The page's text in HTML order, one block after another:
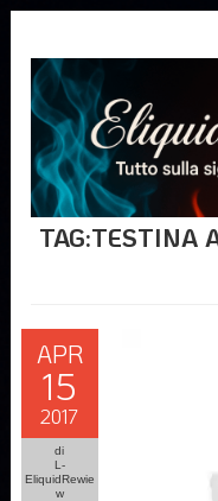
TAG:TESTINA
APR
15
2017
di
L-
EliquidRewie
w